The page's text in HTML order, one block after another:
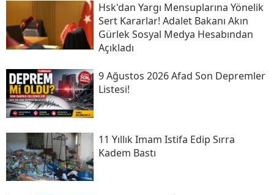
Hsk'dan Yargı Mensuplarına Yönelik
Sert Kararlar! Adalet Bakanı Akın
Gürlek Sosyal Medya Hesabından
Açıkladı
9 Ağustos 2026 Afad Son Depremler
Listesi!
11 Yıllık Imam Istifa Edip Sırra
Kadem Bastı